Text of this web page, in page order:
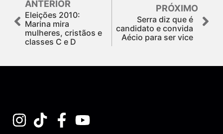
ANTERIOR
Eleições 2010:
Marina mira
mulheres, cristãos e
classes C e D
PRÓXIMO
Serra diz que é
candidato e convida
Aécio para ser vice